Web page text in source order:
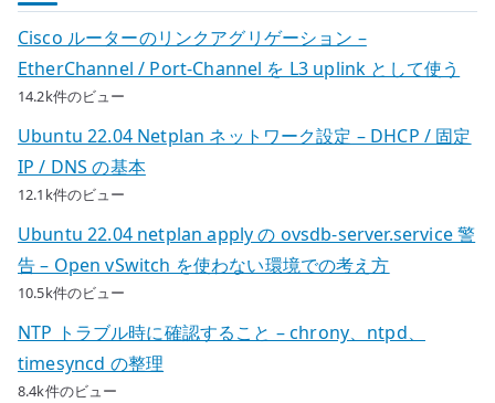
Cisco ルーターのリンクアグリゲーション –
EtherChannel / Port-Channel を L3 uplink として使う
14.2k件のビュー
Ubuntu 22.04 Netplan ネットワーク設定 – DHCP / 固定
IP / DNS の基本
12.1k件のビュー
Ubuntu 22.04 netplan apply の ovsdb-server.service 警
告 – Open vSwitch を使わない環境での考え方
10.5k件のビュー
NTP トラブル時に確認すること – chrony、ntpd、
timesyncd の整理
8.4k件のビュー